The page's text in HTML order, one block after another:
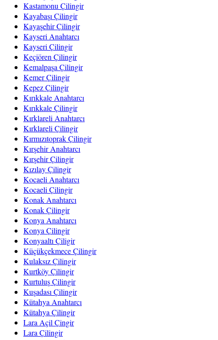
Kastamonu Çilingir
Kayabaşı Çilingir
Kayaşehir Çilingir
Kayseri Anahtarcı
Kayseri Çilingir
Keçiören Çilingir
Kemalpaşa Çilingir
Kemer Çilingir
Kepez Çilingir
Kırıkkale Anahtarcı
Kırıkkale Çilingir
Kırklareli Anahtarcı
Kırklareli Çilingir
Kırmızıtoprak Çilingir
Kırşehir Anahtarcı
Kırşehir Çilingir
Kızılay Çilingir
Kocaeli Anahtarcı
Kocaeli Çilingir
Konak Anahtarcı
Konak Çilingir
Konya Anahtarcı
Konya Çilingir
Konyaaltı Çiligir
Küçükçekmece Çilingir
Kulaksız Çilingir
Kurtköy Çilingir
Kurtuluş Çilingir
Kuşadası Çilingir
Kütahya Anahtarcı
Kütahya Çilingir
Lara Açil Çingir
Lara Çilingir